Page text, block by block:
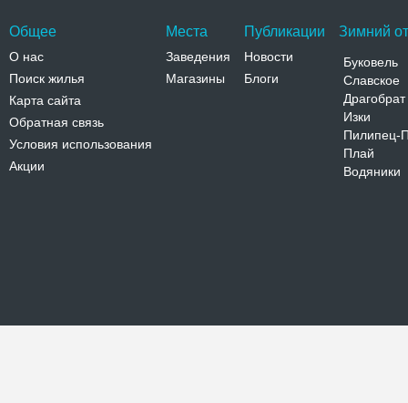
Общее
О нас
Поиск жилья
Карта сайта
Обратная связь
Условия использования
Акции
Места
Заведения
Магазины
Публикации
Новости
Блоги
Зимний
Буковель
Славское
Драгобрат
Изки
Пилипец-
Плай
Водяники